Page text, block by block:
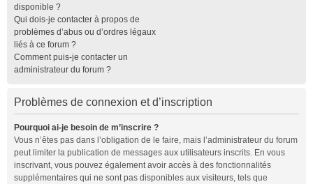
disponible ?
Qui dois-je contacter à propos de
problèmes d’abus ou d’ordres légaux
liés à ce forum ?
Comment puis-je contacter un
administrateur du forum ?
Problèmes de connexion et d’inscription
Pourquoi ai-je besoin de m’inscrire ?
Vous n’êtes pas dans l’obligation de le faire, mais l’administrateur du forum
peut limiter la publication de messages aux utilisateurs inscrits. En vous
inscrivant, vous pouvez également avoir accès à des fonctionnalités
supplémentaires qui ne sont pas disponibles aux visiteurs, tels que